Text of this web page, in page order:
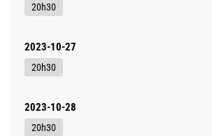
20h30
2023-10-27
20h30
2023-10-28
20h30